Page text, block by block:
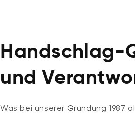
Handschlag-
und
Was bei unserer Gründung 1987